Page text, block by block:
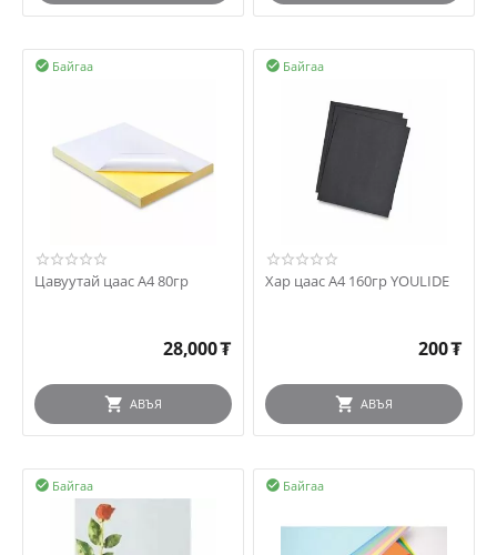
Байгаа

Цавуутай цаас А4 80гр
28,000₮
АВЪЯ
Байгаа

Хар цаас А4 160гр YOULIDE
200₮
АВЪЯ
Байгаа
 Байгаа
